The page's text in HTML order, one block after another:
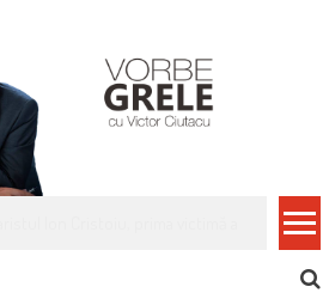
îți schimbi, rapid, gratuit și eficient,